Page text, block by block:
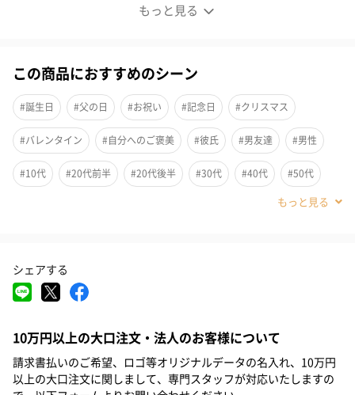
もっと見る
シャワールームの濡れた肌にも
シャワールームの濡れた肌にも使えることで、入浴後の面倒なボ
ディケアから
解放される、新しい形のボディケア。
インバス・アウトバスの両方で使える新処方が、それぞれの保湿
自分らしい方法で。
使う人のコンディションに合わせて、使い分けられる新感
覚のボディケア。
この商品におすすめのシーン
#誕生日 #父の日 #お祝い #記念日 #クリスマス
#バレンタイン #自分へのご褒美 #彼氏 #男友達 #男性
#10代 #20代前半 #20代後半 #30代 #40代 #50代
シェアする
10万円以上の大口注文・法人のお客様について
請求書払いのご希望、ロゴ等オリジナルデータの名入れ、10万円
以上の大口注文に関しまして、専門スタッフが対応いたしますの